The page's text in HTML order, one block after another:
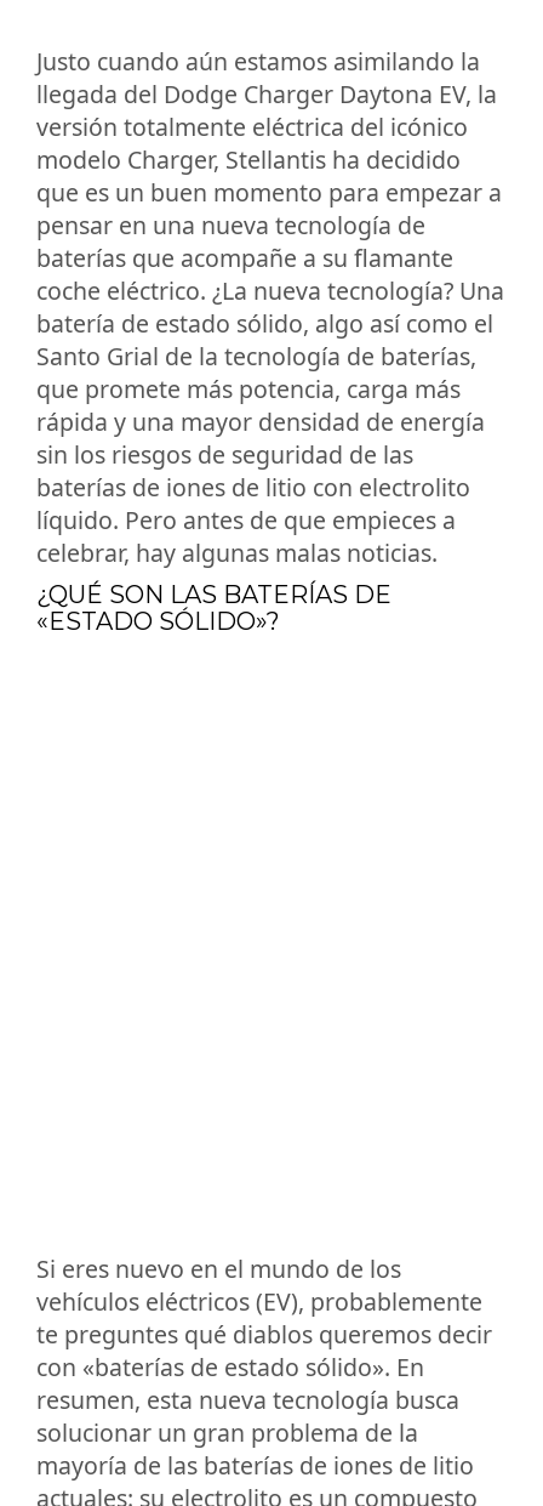
Justo cuando aún estamos asimilando la
llegada del Dodge Charger Daytona EV, la
versión totalmente eléctrica del icónico
modelo Charger, Stellantis ha decidido
que es un buen momento para empezar a
pensar en una nueva tecnología de
baterías que acompañe a su flamante
coche eléctrico. ¿La nueva tecnología? Una
batería de estado sólido, algo así como el
Santo Grial de la tecnología de baterías,
que promete más potencia, carga más
rápida y una mayor densidad de energía
sin los riesgos de seguridad de las
baterías de iones de litio con electrolito
líquido. Pero antes de que empieces a
celebrar, hay algunas malas noticias.
¿QUÉ SON LAS BATERÍAS DE
«ESTADO SÓLIDO»?
Si eres nuevo en el mundo de los
vehículos eléctricos (EV), probablemente
te preguntes qué diablos queremos decir
con «baterías de estado sólido». En
resumen, esta nueva tecnología busca
solucionar un gran problema de la
mayoría de las baterías de iones de litio
actuales: su electrolito es un compuesto